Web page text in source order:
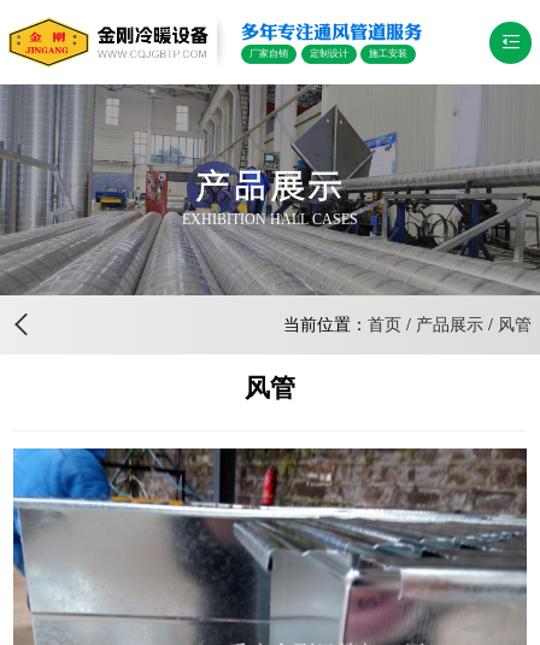
多年专注通风管道服务
厂家自销 定制设计 施工安装
产品展示
EXHIBITION HALL CASES
当前位置： 首页 / 产品展示 / 风管
风管